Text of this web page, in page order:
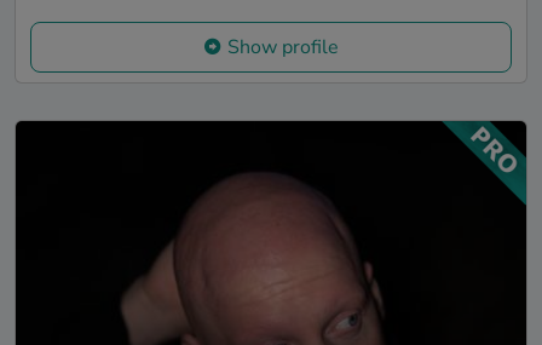
Show profile